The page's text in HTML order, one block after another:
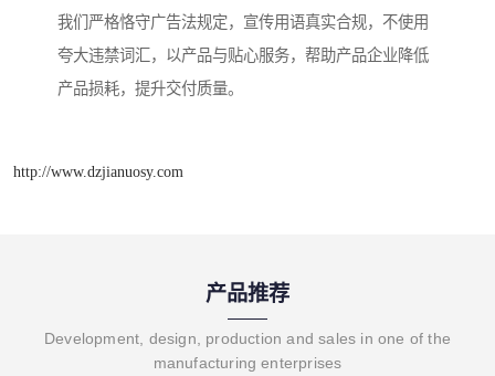
我们严格恪守广告法规定，宣传用语真实合规，不使用
夸大违禁词汇，以产品与贴心服务，帮助产品企业降低
产品损耗，提升交付质量。
http://www.dzjianuosy.com
产品推荐
Development, design, production and sales in one of the
manufacturing enterprises